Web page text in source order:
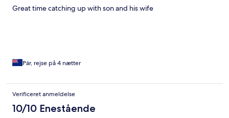
Great time catching up with son and his wife
Pär, rejse på 4 nætter
Verificeret anmeldelse
10/10 Enestående